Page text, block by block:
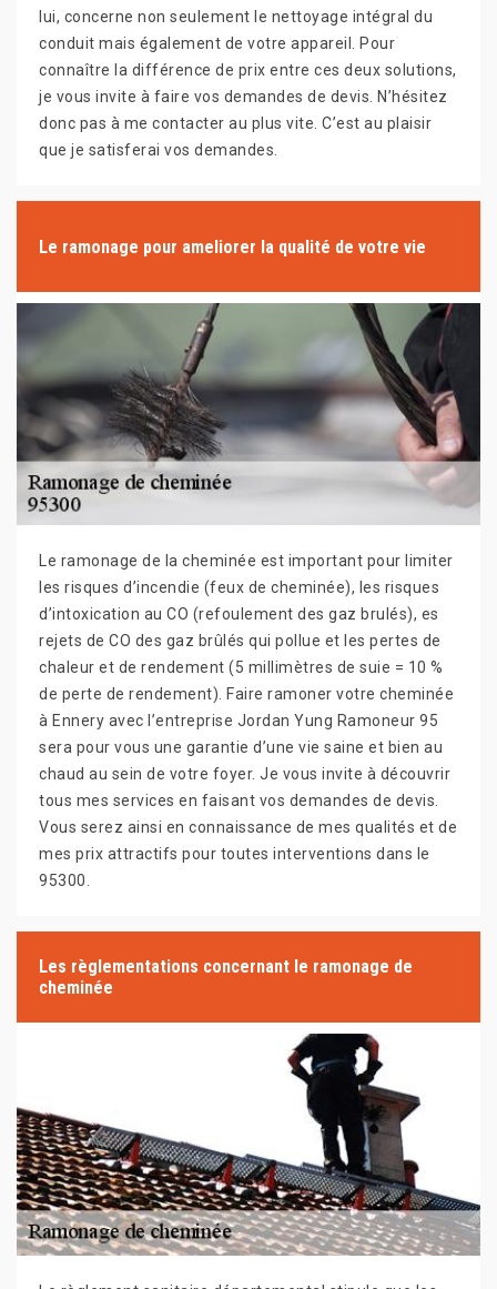
lui, concerne non seulement le nettoyage intégral du
conduit mais également de votre appareil. Pour
connaître la différence de prix entre ces deux solutions,
je vous invite à faire vos demandes de devis. N’hésitez
donc pas à me contacter au plus vite. C’est au plaisir
que je satisferai vos demandes.
Le ramonage pour ameliorer la qualité de votre vie
Le ramonage de la cheminée est important pour limiter
les risques d’incendie (feux de cheminée), les risques
d’intoxication au CO (refoulement des gaz brulés), es
rejets de CO des gaz brûlés qui pollue et les pertes de
chaleur et de rendement (5 millimètres de suie = 10 %
de perte de rendement). Faire ramoner votre cheminée
à Ennery avec l’entreprise Jordan Yung Ramoneur 95
sera pour vous une garantie d’une vie saine et bien au
chaud au sein de votre foyer. Je vous invite à découvrir
tous mes services en faisant vos demandes de devis.
Vous serez ainsi en connaissance de mes qualités et de
mes prix attractifs pour toutes interventions dans le
95300.
Les règlementations concernant le ramonage de
cheminée